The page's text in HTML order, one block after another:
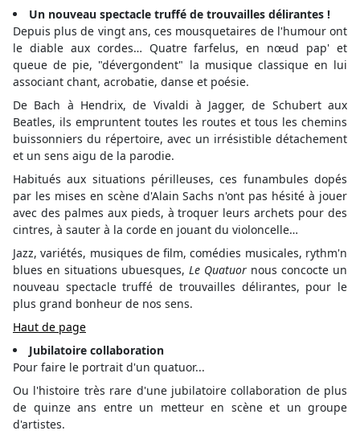
Un nouveau spectacle truffé de trouvailles délirantes !
Depuis plus de vingt ans, ces mousquetaires de l'humour ont
le diable aux cordes… Quatre farfelus, en nœud pap' et
queue de pie, "dévergondent" la musique classique en lui
associant chant, acrobatie, danse et poésie.
De Bach à Hendrix, de Vivaldi à Jagger, de Schubert aux
Beatles, ils empruntent toutes les routes et tous les chemins
buissonniers du répertoire, avec un irrésistible détachement
et un sens aigu de la parodie.
Habitués aux situations périlleuses, ces funambules dopés
par les mises en scène d'Alain Sachs n'ont pas hésité à jouer
avec des palmes aux pieds, à troquer leurs archets pour des
cintres, à sauter à la corde en jouant du violoncelle…
Jazz, variétés, musiques de film, comédies musicales, rythm'n
blues en situations ubuesques, Le Quatuor nous concocte un
nouveau spectacle truffé de trouvailles délirantes, pour le
plus grand bonheur de nos sens.
Haut de page
Jubilatoire collaboration
Pour faire le portrait d'un quatuor...
Ou l'histoire très rare d'une jubilatoire collaboration de plus
de quinze ans entre un metteur en scène et un groupe
d'artistes.